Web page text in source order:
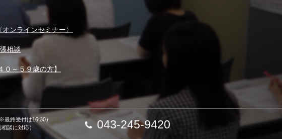
ンラインセミナー〉
相談
～５９歳の方】
043-245-9420
終受付は16:30）
談に対応）